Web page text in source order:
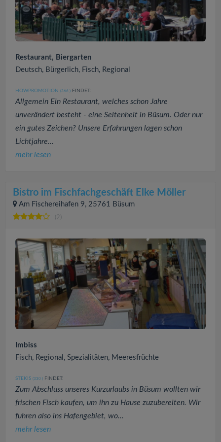
Restaurant, Biergarten
Deutsch, Bürgerlich, Fisch, Regional
HOWPROMOTION (366 ) FINDET:
Allgemein Ein Restaurant, welches schon Jahre
unverändert besteht - eine Seltenheit in Büsum. Oder nur
ein gutes Zeichen? Unsere Erfahrungen lagen schon
Lichtjahre...
mehr lesen
Bistro im Fischfachgeschäft Elke Möller
Am Fischereihafen 9, 25761 Büsum
(2)
Imbiss
Fisch, Regional, Spezialitäten, Meeresfrüchte
STEKIS (330 ) FINDET:
Zum Abschluss unseres Kurzurlaubs in Büsum wollten wir
frischen Fisch kaufen, um ihn zu Hause zuzubereiten. Wir
fuhren also ins Hafengebiet, wo...
mehr lesen